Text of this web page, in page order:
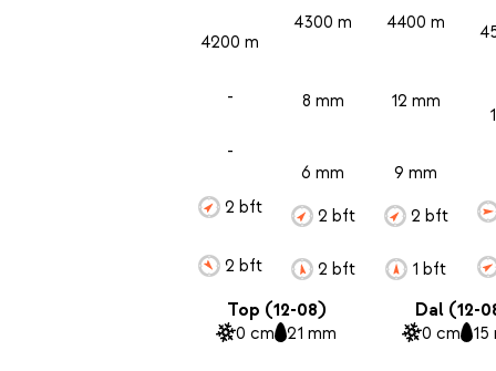
4200 m
-
-
2 bft
2 bft
4300 m
8 mm
6 mm
2 bft
2 bft
4400 m
12 mm
9 mm
2 bft
1 bft
Top (12-08)
0 cm 21 mm
Dal (12-
0 cm 15